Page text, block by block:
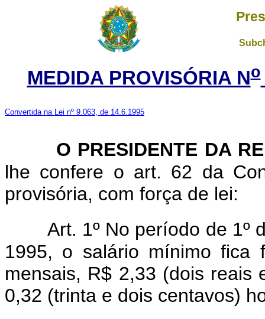
MEDIDA PROVISÓRIA No
Convertida na Lei nº 9.063, de 14.6.1995
O PRESIDENTE DA
lhe confere o art. 62 da
provisória, com força de lei:
Art. 1º No período de 1º
1995, o salário mínimo fica
mensais, R$ 2,33 (dois reais
0,32 (trinta e dois centavos)